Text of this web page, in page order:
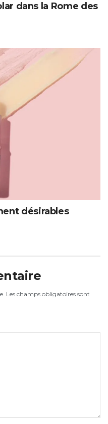
dans la Rome des
désirables
Les champs obligatoires sont